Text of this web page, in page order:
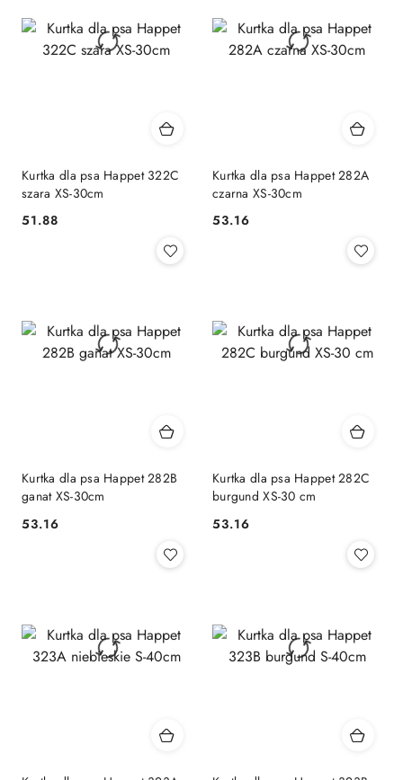
Kurtka dla psa Happet 322C
szara XS-30cm
Cena:
51.88
Kurtka dla psa Happet 282A
czarna XS-30cm
Cena:
53.16
Kurtka dla psa Happet 282B
ganat XS-30cm
Cena:
53.16
Kurtka dla psa Happet 282C
burgund XS-30 cm
Cena:
53.16